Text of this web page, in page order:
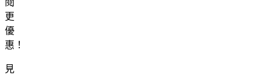
閱
更
優
惠！
見